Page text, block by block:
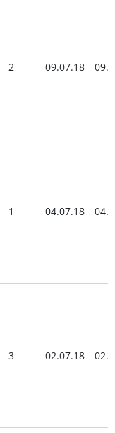
2 09.07.18
1 04.07.18
3 02.07.18